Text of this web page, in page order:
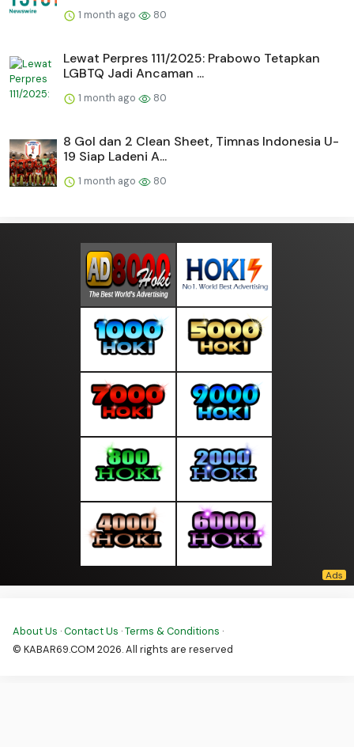
1 month ago 80
Lewat Perpres 111/2025: Prabowo Tetapkan
LGBTQ Jadi Ancaman ...
1 month ago 80
8 Gol dan 2 Clean Sheet, Timnas Indonesia U-
19 Siap Ladeni A...
1 month ago 80
About Us ·Contact Us ·Terms & Conditions ·
© KABAR69.COM 2026. All rights are reserved